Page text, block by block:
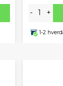
- +
1-2